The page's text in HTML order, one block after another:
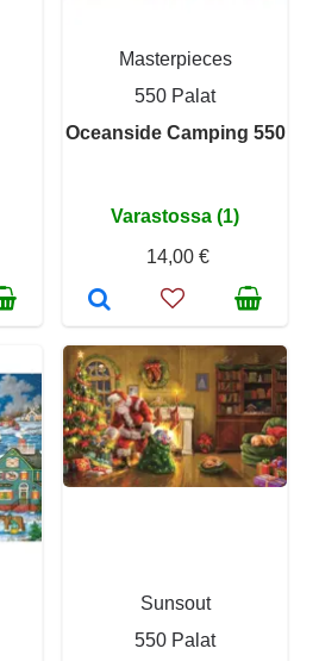
Masterpieces
550 Palat
Oceanside Camping 550
Varastossa (1)
14,00 €
Sunsout
550 Palat